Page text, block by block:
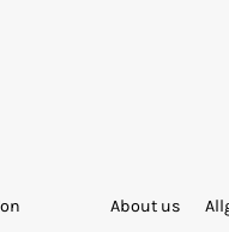
About us